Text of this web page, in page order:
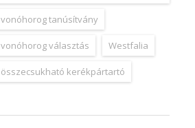
vonóhorog tanúsítvány
vonóhorog választás Westfalia
összecsukható kerékpártartó